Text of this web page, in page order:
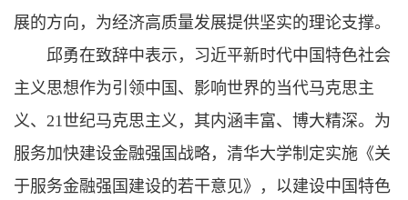
展的方向，为经济高质量发展提供坚实的理论支撑。
邱勇在致辞中表示，习近平新时代中国特色社会
主义思想作为引领中国、影响世界的当代马克思主
义、21世纪马克思主义，其内涵丰富、博大精深。为
服务加快建设金融强国战略，清华大学制定实施《关
于服务金融强国建设的若干意见》，以建设中国特色